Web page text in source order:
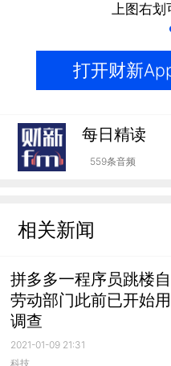
上图右划
打开财新
每日精读
559条音频
相关新闻
拼多多一程序员跳楼
劳动部门此前已开始
调查
2021-01-09 21:31
科技